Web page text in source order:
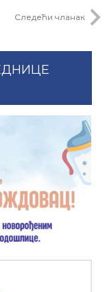
Следећи чланак